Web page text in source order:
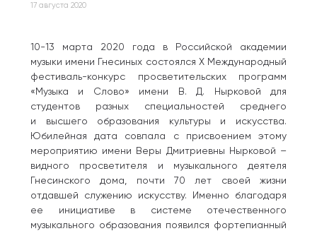
17 августа 2020
10-13 марта 2020 года в Российской академии
музыки имени Гнесиных состоялся X Международный
фестиваль-конкурс просветительских программ
«Музыка и Слово» имени В. Д. Нырковой для
студентов разных специальностей среднего
и высшего образования культуры и искусства.
Юбилейная дата совпала с присвоением этому
мероприятию имени Веры Дмитриевны Нырковой –
видного просветителя и музыкального деятеля
Гнесинского дома, почти 70 лет своей жизни
отдавшей служению искусству. Именно благодаря
ее инициативе в системе отечественного
музыкального образования появился фортепианный